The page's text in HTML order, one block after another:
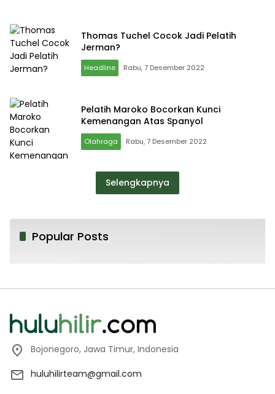
Thomas Tuchel Cocok Jadi Pelatih
Jerman?
Headline Rabu, 7 Desember 2022
Pelatih Maroko Bocorkan Kunci
Kemenangan Atas Spanyol
Olahraga Rabu, 7 Desember 2022
Selengkapnya
Popular Posts
Bojonegoro, Jawa Timur, Indonesia
huluhilirteam@gmail.com